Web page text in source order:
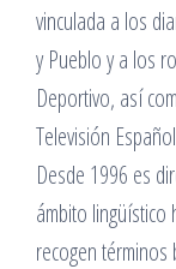
vinculada a los
y Pueblo y a los
Deportivo, así
Televisión
Desde 1996 es
ámbito
recogen términos